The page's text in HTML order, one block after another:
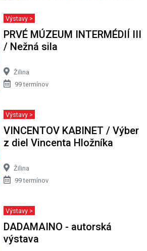
Výstavy >
PRVÉ MÚZEUM INTERMÉDIÍ III
/ Nežná sila
Žilina
99 termínov
Výstavy >
VINCENTOV KABINET / Výber
z diel Vincenta Hložníka
Žilina
99 termínov
Výstavy >
DADAMAINO - autorská
výstava